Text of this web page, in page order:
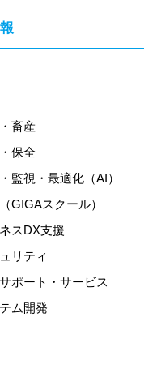
畜産
保全
監視・最適化（AI）
GIGAスクール）
スDX支援
リティ
ポート・サービス
ム開発